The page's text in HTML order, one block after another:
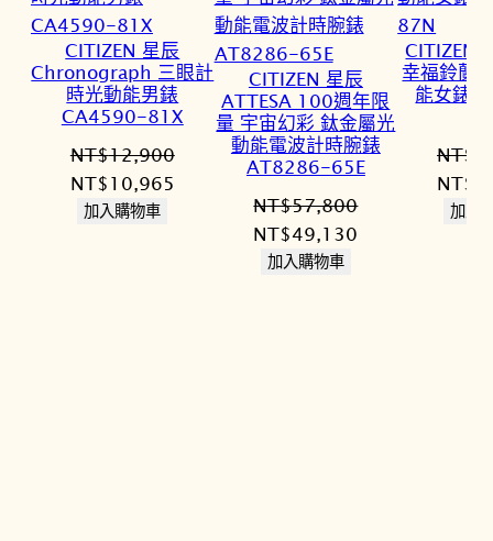
CITIZEN 星辰
Chronograph 三眼計
時光動能男錶
CA4590-81X
NT$12,900
原
始
NT$10,965
加入購物車
CITIZEN 星辰
ATTESA 100週年限
量 宇宙幻彩 鈦金屬光
動能電波計時腕錶
AT8286-65E
NT$57,800
原
始
NT$49,130
加入購物車
CITIZEN
幸福鈴蘭
能女錶
NT$
原
始
NT$
加入